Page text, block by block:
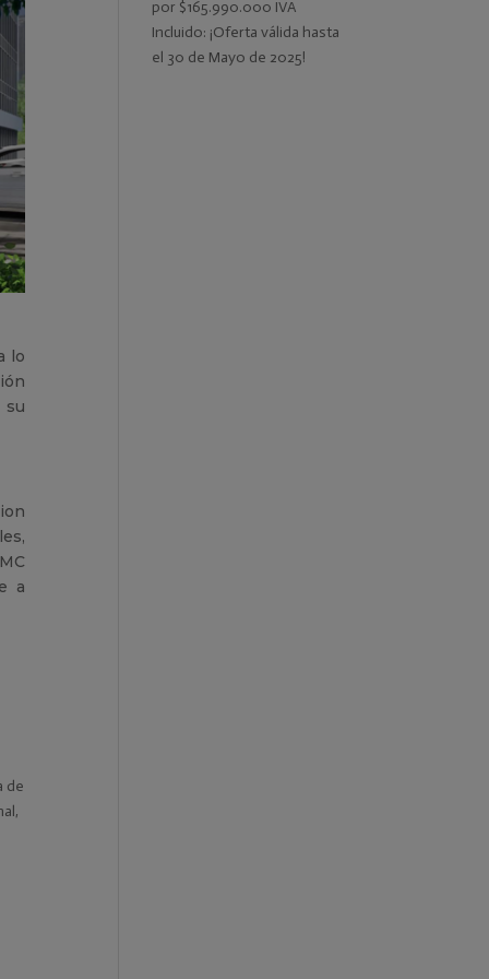
lo
su
a
de
por $165.990.000 IVA
Incluido: ¡Oferta válida hasta
el 30 de Mayo de 2025!